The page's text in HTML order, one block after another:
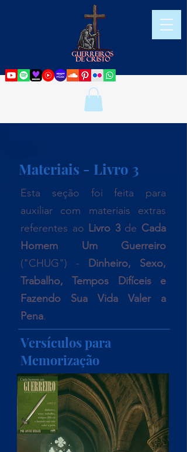
Materiais - Livro 3
Esta seção foi feita para
auxiliar com materiais extras
referentes ao Livro 3de Cada
Homem Um Guerreiro
("CHUG") - Dinheiro, Sexo,
Trabalho, Tempos Difíceis e
Fazendo Sua Vida Valer a
Pena.
Versículos para
Memorização